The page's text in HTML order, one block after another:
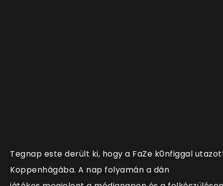
Tegnap este derült ki, hogy a FaZe k0nfiggal
Koppenhágába. A nap folyamán a dán